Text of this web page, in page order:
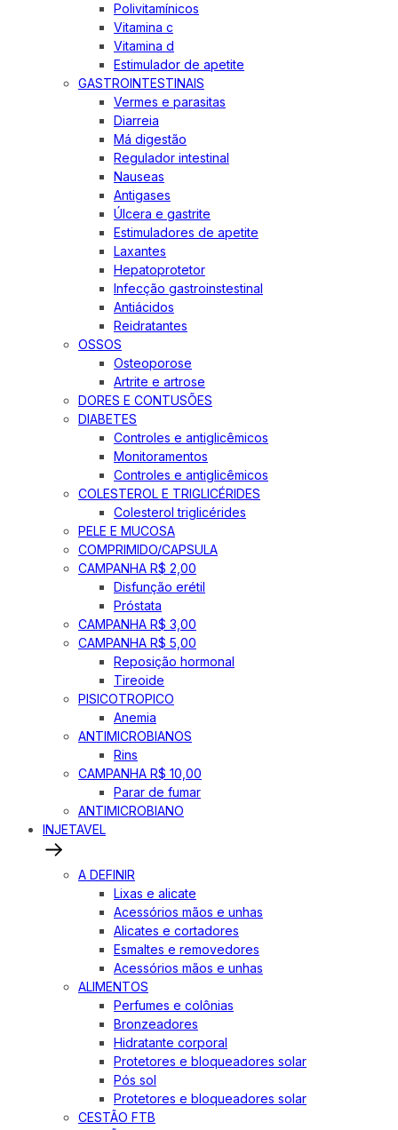
Polivitamínicos
Vitamina c
Vitamina d
Estimulador de apetite
GASTROINTESTINAIS
Vermes e parasitas
Diarreia
Má digestão
Regulador intestinal
Nauseas
Antigases
Úlcera e gastrite
Estimuladores de apetite
Laxantes
Hepatoprotetor
Infecção gastroinstestinal
Antiácidos
Reidratantes
OSSOS
Osteoporose
Artrite e artrose
DORES E CONTUSÕES
DIABETES
Controles e antiglicêmicos
Monitoramentos
Controles e antiglicêmicos
COLESTEROL E TRIGLICÉRIDES
Colesterol triglicérides
PELE E MUCOSA
COMPRIMIDO/CAPSULA
CAMPANHA R$ 2,00
Disfunção erétil
Próstata
CAMPANHA R$ 3,00
CAMPANHA R$ 5,00
Reposição hormonal
Tireoide
PISICOTROPICO
Anemia
ANTIMICROBIANOS
Rins
CAMPANHA R$ 10,00
Parar de fumar
ANTIMICROBIANO
INJETAVEL
A DEFINIR
Lixas e alicate
Acessórios mãos e unhas
Alicates e cortadores
Esmaltes e removedores
Acessórios mãos e unhas
ALIMENTOS
Perfumes e colônias
Bronzeadores
Hidratante corporal
Protetores e bloqueadores solar
Pós sol
Protetores e bloqueadores solar
CESTÃO FTB